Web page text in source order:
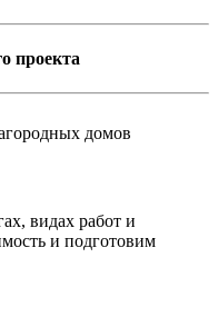
проекта
видах работ и
и подготовим